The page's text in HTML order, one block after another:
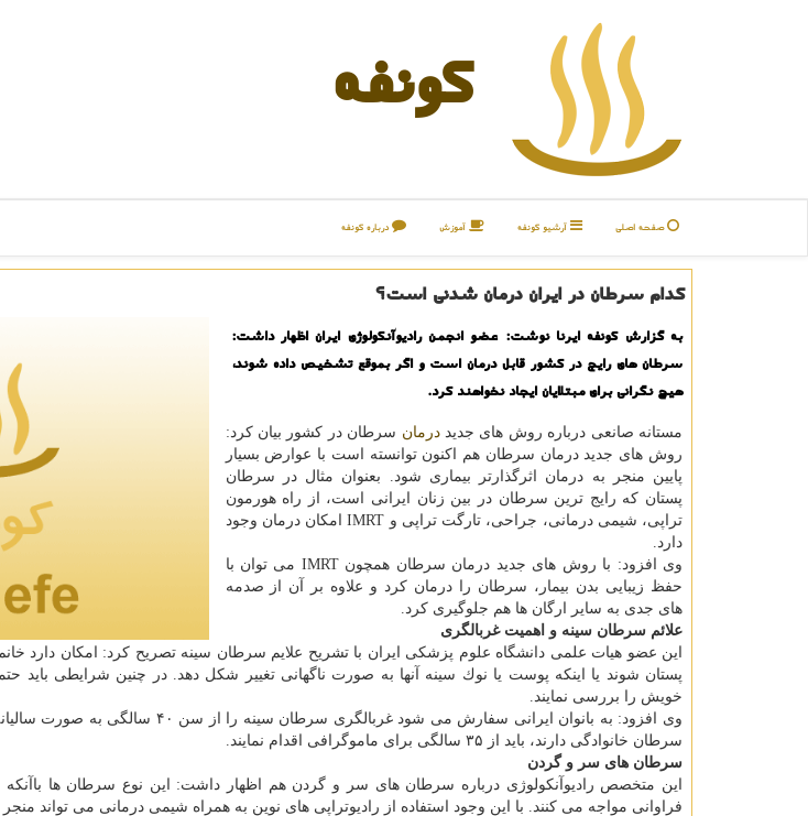
كونفه
صفحه اصلی آرشیو كونفه آموزش درباره كونفه
كدام سرطان در ایران درمان شدنی است؟
به گزارش كونفه ایرنا نوشت: عضو انجمن رادیوآنكولوژی ایران اظهار داشت:
سرطان های رایج در كشور قابل درمان است و اگر بموقع تشخیص داده شوند،
هیچ نگرانی برای مبتلایان ایجاد نخواهند كرد.
مستانه صانعی درباره روش های جدیددرمان سرطان در كشور بیان كرد:
روش های جدید درمان سرطان هم اكنون توانسته است با عوارض بسیار
پایین منجر به درمان اثرگذارتر بیماری شود. بعنوان مثال در سرطان
پستان كه رایج ترین سرطان در بین زنان ایرانی است، از راه هورمون
تراپی، شیمی درمانی، جراحی، تارگت تراپی و IMRT امكان درمان وجود
دارد.
وی افزود: با روش های جدید درمان سرطان همچون IMRT می توان با
حفظ زیبایی بدن بیمار، سرطان را درمان كرد و علاوه بر آن از صدمه
های جدی به سایر ارگان ها هم جلوگیری كرد.
علائم سرطان سینه و اهمیت غربالگری
این عضو هیات علمی دانشگاه علوم پزشكی ایران با تشریح علایم سرطان سینه تصریح كرد: امكان دارد
پستان شوند یا اینكه پوست یا نوك سینه آنها به صورت ناگهانی تغییر شكل دهد. در چنین شرایطی باید
خویش را بررسی نمایند.
وی افزود: به بانوان ایرانی سفارش می شود
سرطان خانوادگی دارند، باید از ۳۵ سالگی برای ماموگرافی اقدام نمایند.
سرطان های سر و گردن
این متخصص رادیوآنكولوژی درباره سرطان های سر و گردن هم اظهار داشت: این نوع سرطان ها باآنكه
فراوانی مواجه می كنند. با این وجود استفاده از رادیوتراپی های نوین به همراه شیمی درمانی می تواند